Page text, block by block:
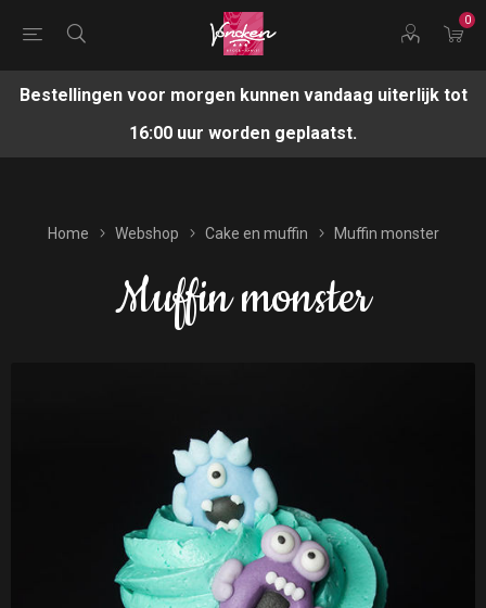
0
Bestellingen voor morgen kunnen vandaag uiterlijk tot
16:00 uur worden geplaatst.
Home Webshop Cake en muffin Muffin monster
Muffin monster